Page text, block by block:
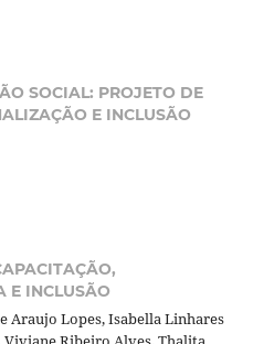
SOCIAL: PROJETO DE
E INCLUSÃO
E INCLUSÃO
Araujo Lopes, Isabella Linhares